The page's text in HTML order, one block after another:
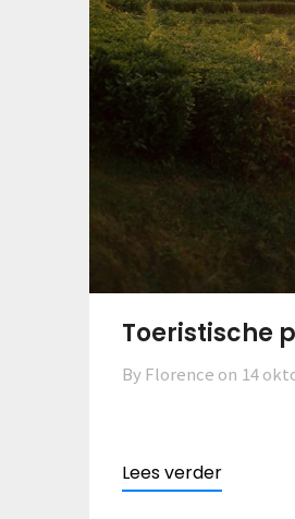
Toeristische
By Florence on 14